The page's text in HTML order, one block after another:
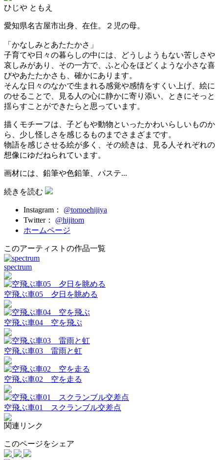
ひじや ともえ
愛知県名古屋市出身、在住。２児の母。
「かなしみとあたたかさ」
子育てや日々の暮らしの中には、どうしようもない苦しさや
哀しみがあり、その一方で、ふと心をほどくような小さな喜
びやあたたかさも、確かにあります。
そんな日々のなかで生まれる感覚や感情をすくい上げ、絵に
のせることで、見る人の心に静かに寄り添い、ときにそっと
揺らすことができたらと思っています。
描くモチーフは、子どもや動物といったかわいらしいものか
ら、少し怪しさを感じるものまでさまざまです。
物語を感じさせる絵が多く、その続きは、見る人それぞれの
想像にゆだねられています。
画材には、鉛筆や色鉛筆、パステ...
続きを読む
Instagram： @tomoehijiya
Twitter： @hijitom
ホームページ
このアーティストの作品一覧
spectrum
空飛ぶ車05 夕日を眺める
空飛ぶ車04 空を飛ぶ
空飛ぶ車03 雷雨と虹
空飛ぶ車02 空を走る
空飛ぶ車01 スクランブル交差点
関連リンク
このページをシェア